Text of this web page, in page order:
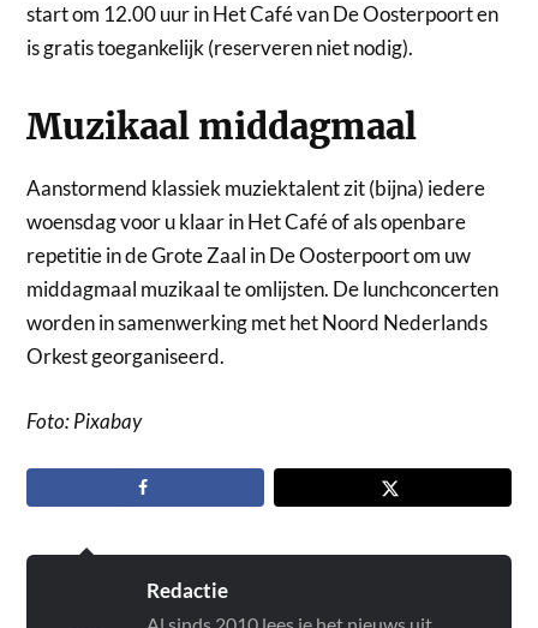
start om 12.00 uur in Het Café van De Oosterpoort en
is gratis toegankelijk (reserveren niet nodig).
Muzikaal middagmaal
Aanstormend klassiek muziektalent zit (bijna) iedere
woensdag voor u klaar in Het Café of als openbare
repetitie in de Grote Zaal in De Oosterpoort om uw
middagmaal muzikaal te omlijsten. De lunchconcerten
worden in samenwerking met het Noord Nederlands
Orkest georganiseerd.
Foto: Pixabay
Redactie